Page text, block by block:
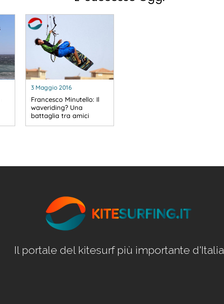
3 Maggio 2016
Francesco Minutello: Il
waveriding? Una
battaglia tra amici
Il portale del kitesurf più importante d'Italia